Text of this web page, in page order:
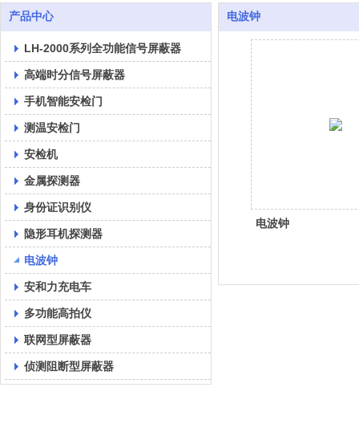
产品中心
LH-2000系列全功能信号屏蔽器
高端时分信号屏蔽器
手机智能安检门
测温安检门
安检机
金属探测器
身份证识别仪
隐形耳机探测器
电波钟
安和力充电车
多功能高拍仪
联网型屏蔽器
侦测阻断型屏蔽器
电波钟
电波钟